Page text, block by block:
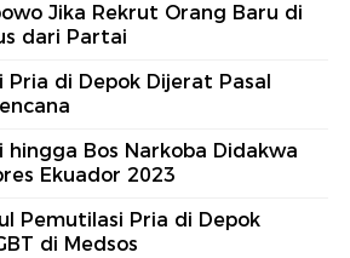
Jika Rekrut Orang Baru di
dari Partai
di Depok Dijerat Pasal
hingga Bos Narkoba Didakwa
Ekuador 2023
Pemutilasi Pria di Depok
di Medsos